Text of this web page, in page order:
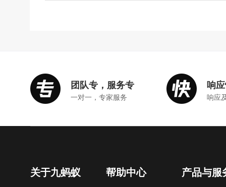
团队专，服务专
一对一，专家服务
响
响应
关于九蚂蚁 帮助中心 产品与服